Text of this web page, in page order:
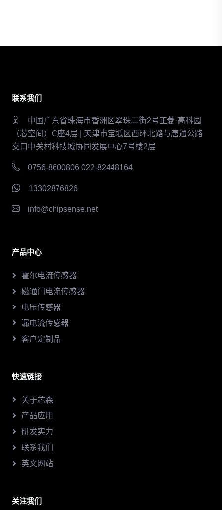
联系我们
中国广东省珠海市香洲区翠珠二街2号正菱·高科园
（芯空间）C座4层 | 天津市宝坻区西环北路与唐通公路
交口中关村科技城协同发展中心7号楼2层
0756-8600806 022-82448164
13302876826
info@chipsense.net
产品中心
霍尔电流传感器
磁通门电流传感器
电压传感器
漏电流传感器
客户定制品
快速链接
关于芯森
产品应用
研发实力
联系我们
英文网站
关注我们